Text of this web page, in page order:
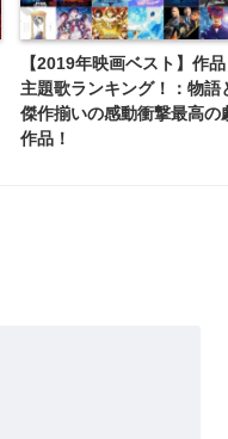
【2019年映画ベスト】作
主題歌ランキング！：物語
傑作揃いの感動衝撃最高の
作品！